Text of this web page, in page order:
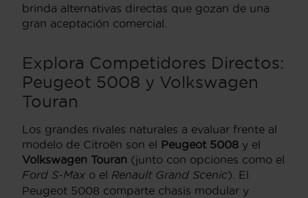
brinda alternativas directas que gozan de una
gran aceptación comercial.
Explora Competidores Directos:
Peugeot 5008 y Volkswagen
Touran
Los grandes rivales naturales a evaluar frente al
modelo de Citroën son el Peugeot 5008 y el
Volkswagen Touran (junto con opciones como el
Ford S-Max o el Renault Grand Scenic). El
Peugeot 5008 comparte chasis modular y